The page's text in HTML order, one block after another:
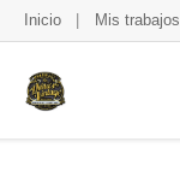
Inicio Mis trabajos